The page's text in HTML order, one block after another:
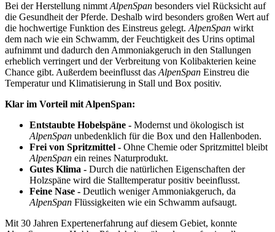
Bei der Herstellung nimmt AlpenSpan besonders viel Rücksicht auf
die Gesundheit der Pferde. Deshalb wird besonders großen Wert auf
die hochwertige Funktion des Einstreus gelegt. AlpenSpan wirkt
dem nach wie ein Schwamm, der Feuchtigkeit des Urins optimal
aufnimmt und dadurch den Ammoniakgeruch in den Stallungen
erheblich verringert und der Verbreitung von Kolibakterien keine
Chance gibt. Außerdem beeinflusst das AlpenSpan Einstreu die
Temperatur und Klimatisierung in Stall und Box positiv.
Klar im Vorteil mit AlpenSpan:
Entstaubte Hobelspäne - Modernst und ökologisch ist
AlpenSpan unbedenklich für die Box und den Hallenboden.
Frei von Spritzmittel - Ohne Chemie oder Spritzmittel bleibt
AlpenSpan ein reines Naturprodukt.
Gutes Klima - Durch die natürlichen Eigenschaften der
Holzspäne wird die Stalltemperatur positiv beeinflusst.
Feine Nase - Deutlich weniger Ammoniakgeruch, da
AlpenSpan Flüssigkeiten wie ein Schwamm aufsaugt.
Mit 30 Jahren Expertenerfahrung auf diesem Gebiet, konnte